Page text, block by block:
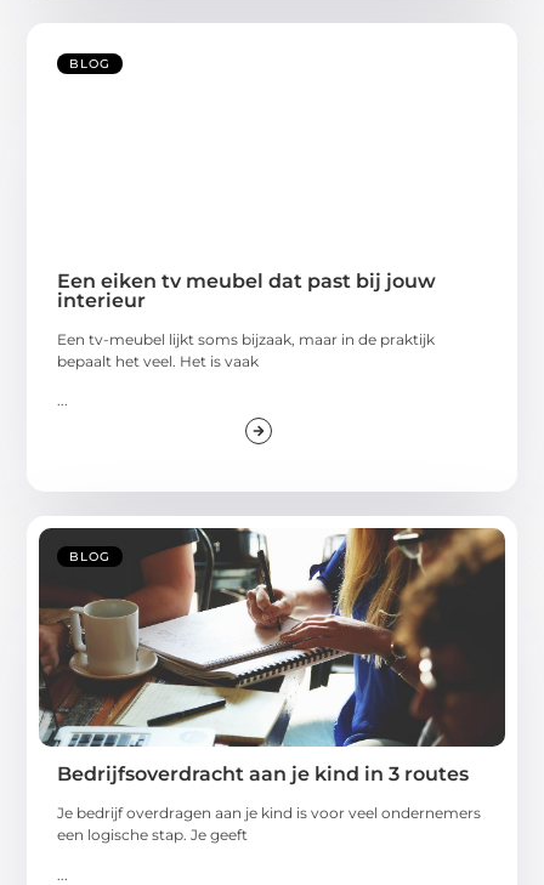
BLOG
Een eiken tv meubel dat past bij jouw
interieur
Een tv-meubel lijkt soms bijzaak, maar in de praktijk
bepaalt het veel. Het is vaak
...
BLOG
Bedrijfsoverdracht aan je kind in 3 routes
Je bedrijf overdragen aan je kind is voor veel ondernemers
een logische stap. Je geeft